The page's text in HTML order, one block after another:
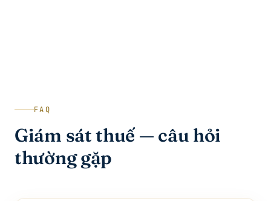
FAQ
Giám sát thuế — câu hỏi
thường gặp